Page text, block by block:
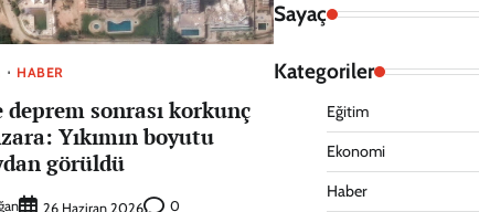
HABER
deprem sonrası korkunç
Yıkımın boyutu
görüldü
26 Haziran 2026 0
Sayaç
Kategoriler
Eğitim
Ekonomi
Haber